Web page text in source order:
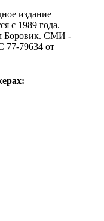
издание
с 1989 года.
Боровик. CМИ -
77-79634 от